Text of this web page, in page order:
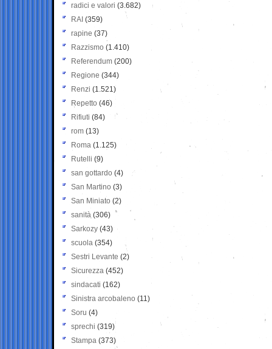
radici e valori (3.682)
RAI (359)
rapine (37)
Razzismo (1.410)
Referendum (200)
Regione (344)
Renzi (1.521)
Repetto (46)
Rifiuti (84)
rom (13)
Roma (1.125)
Rutelli (9)
san gottardo (4)
San Martino (3)
San Miniato (2)
sanità (306)
Sarkozy (43)
scuola (354)
Sestri Levante (2)
Sicurezza (452)
sindacati (162)
Sinistra arcobaleno (11)
Soru (4)
sprechi (319)
Stampa (373)